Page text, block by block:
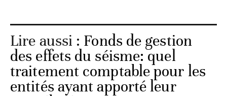
Lire aussi : Fonds de gestion
des effets du séisme: quel
traitement comptable pour les
entités ayant apporté leur